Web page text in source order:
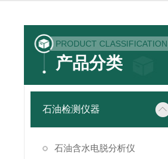
PRODUCT CLASSIFICATION
产品分类
石油检测仪器
石油含水电脱分析仪